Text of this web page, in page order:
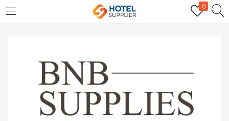
0
Enter your username and password to login.